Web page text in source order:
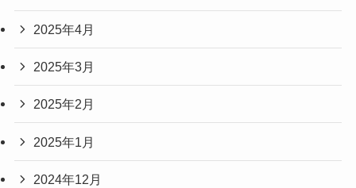
2025年4月
2025年3月
2025年2月
2025年1月
2024年12月